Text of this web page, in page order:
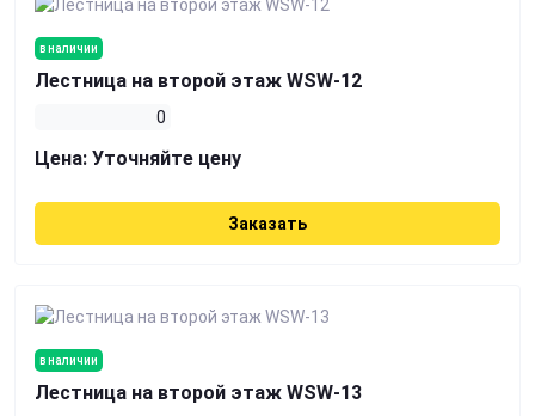
в наличии
Лестница на второй этаж WSW-12
0
Цена: Уточняйте цену
Заказать
в наличии
Лестница на второй этаж WSW-13